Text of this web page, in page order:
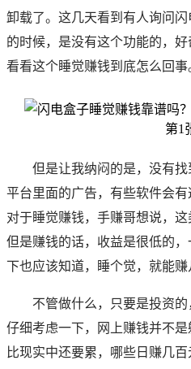
卸载了。这几天看到有人询问
的时候，是没有这个功能的，好
看看这个睡觉赚钱到底怎么回事
但是让我纳闷的是，没有
平台里面的广告，有些软件会有
对于睡觉赚钱，手赚哥想说，这
但是赚钱的话，收益是很低的
下也应该知道，睡个觉，就能赚
不管做什么，只要是投资
仔细考虑一下，网上赚钱并不
比现实中还要累，哪些日赚几